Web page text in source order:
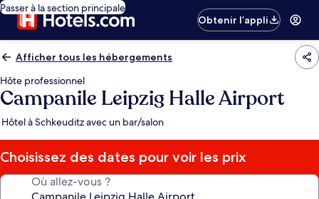
Passer à la section principale
Obtenir l’appli
Afficher tous les hébergements
Hôte professionnel
Campanile Leipzig Halle Airport
Hôtel à Schkeuditz avec un bar/salon
Choisissez des dates pour voir les prix
Où allez-vous ?